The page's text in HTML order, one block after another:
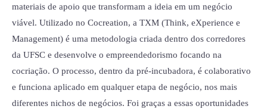
materiais de apoio que transformam a ideia em um negócio
viável. Utilizado no Cocreation, a TXM (Think, eXperience e
Management) é uma metodologia criada dentro dos corredores
da UFSC e desenvolve o empreendedorismo focando na
cocriação. O processo, dentro da pré-incubadora, é colaborativo
e funciona aplicado em qualquer etapa de negócio, nos mais
diferentes nichos de negócios. Foi graças a essas oportunidades